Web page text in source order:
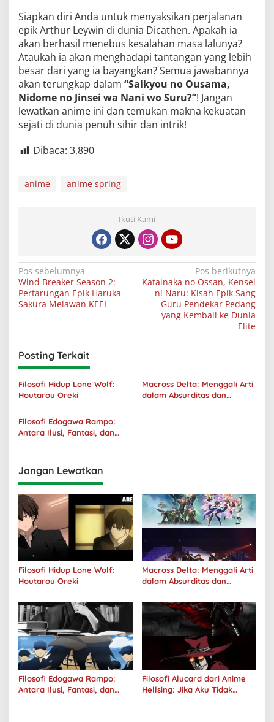
Siapkan diri Anda untuk menyaksikan perjalanan
epik Arthur Leywin di dunia Dicathen. Apakah ia
akan berhasil menebus kesalahan masa lalunya?
Ataukah ia akan menghadapi tantangan yang lebih
besar dari yang ia bayangkan? Semua jawabannya
akan terungkap dalam “Saikyou no Ousama,
Nidome no Jinsei wa Nani wo Suru?”! Jangan
lewatkan anime ini dan temukan makna kekuatan
sejati di dunia penuh sihir dan intrik!
Dibaca: 3,890
anime anime spring
Ikuti Kami
Navigasi
pos
Pos sebelumnya
Wind Breaker Season 2:
Pertarungan Epik Haruka
Sakura Melawan KEEL
Pos berikutnya
Katainaka no Ossan, Kensei
ni Naru: Kisah Epik Sang
Guru Pendekar Pedang
yang Kembali ke Dunia
Elite
Posting Terkait
Filosofi Hidup Lone Wolf:
Houtarou Oreki
Macross Delta: Menggali Arti
dalam Absurditas dan
Filosofi Edogawa Rampo:
Antara Ilusi, Fantasi, dan
Jangan Lewatkan
Filosofi Hidup Lone Wolf:
Houtarou Oreki
Macross Delta: Menggali Arti
dalam Absurditas dan
Filosofi Edogawa Rampo:
Antara Ilusi, Fantasi, dan
Filosofi Alucard dari Anime
Hellsing: Jika Aku Tidak